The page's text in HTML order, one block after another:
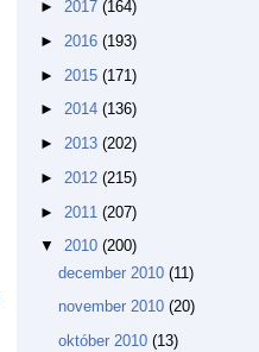
► 2017 (164)
► 2016 (193)
► 2015 (171)
► 2014 (136)
► 2013 (202)
► 2012 (215)
► 2011 (207)
▼ 2010 (200)
december 2010 (11)
november 2010 (20)
október 2010 (13)